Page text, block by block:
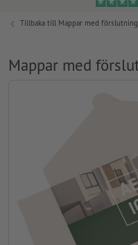
Tillbaka till Mappar med
Mappar med